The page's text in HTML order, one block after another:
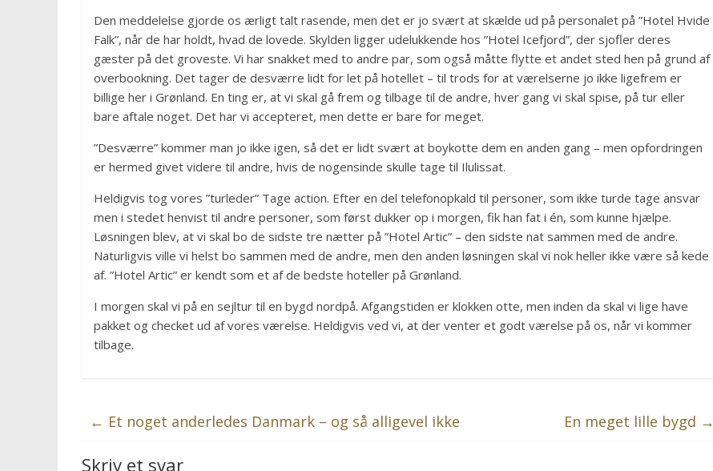
Den meddelelse gjorde os ærligt talt rasende, men det er jo svært at skælde ud på personalet på ”Hotel Hvide
Falk”, når de har holdt, hvad de lovede. Skylden ligger udelukkende hos ”Hotel Icefjord”, der sjofler deres
gæster på det groveste. Vi har snakket med to andre par, som også måtte flytte et andet sted hen på grund af
overbookning. Det tager de desværre lidt for let på hotellet – til trods for at værelserne jo ikke ligefrem er
billige her i Grønland. En ting er, at vi skal gå frem og tilbage til de andre, hver gang vi skal spise, på tur eller
bare aftale noget. Det har vi accepteret, men dette er bare for meget.
”Desværre” kommer man jo ikke igen, så det er lidt svært at boykotte dem en anden gang – men opfordringen
er hermed givet videre til andre, hvis de nogensinde skulle tage til Ilulissat.
Heldigvis tog vores ”turleder” Tage action. Efter en del telefonopkald til personer, som ikke turde tage ansvar
men i stedet henvist til andre personer, som først dukker op i morgen, fik han fat i én, som kunne hjælpe.
Løsningen blev, at vi skal bo de sidste tre nætter på ”Hotel Artic” – den sidste nat sammen med de andre.
Naturligvis ville vi helst bo sammen med de andre, men den anden løsningen skal vi nok heller ikke være så kede
af. ”Hotel Artic” er kendt som et af de bedste hoteller på Grønland.
I morgen skal vi på en sejltur til en bygd nordpå. Afgangstiden er klokken otte, men inden da skal vi lige have
pakket og checket ud af vores værelse. Heldigvis ved vi, at der venter et godt værelse på os, når vi kommer
tilbage.
← Et noget anderledes Danmark – og så alligevel ikke En meget lille bygd →
Skriv et svar